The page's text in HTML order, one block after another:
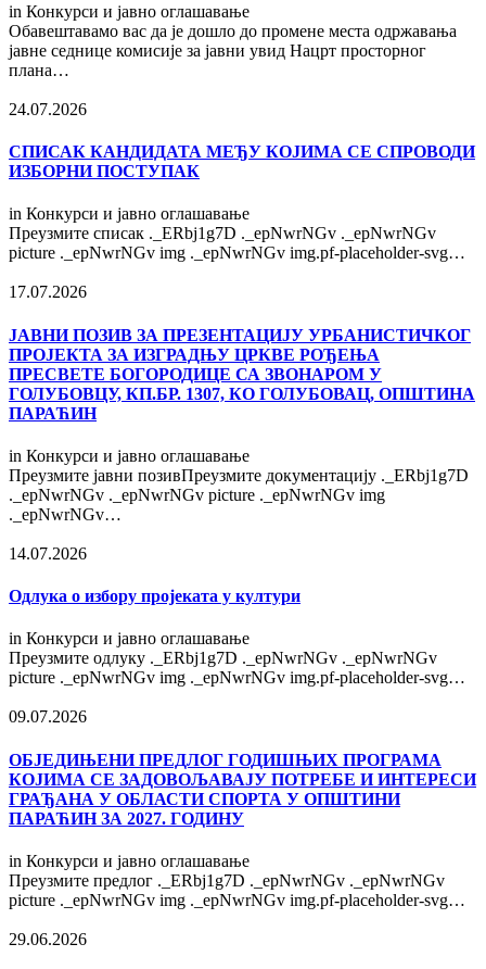
in Конкурси и јавно оглашавање
Обавештавамо вас да је дошло до промене места одржавања
јавне седнице комисије за јавни увид Нацрт просторног
плана…
24.07.2026
СПИСАК КАНДИДАТА МЕЂУ КОЈИМА СЕ СПРОВОДИ
ИЗБОРНИ ПОСТУПАК
in Конкурси и јавно оглашавање
Преузмите списак ._ERbj1g7D ._epNwrNGv ._epNwrNGv
picture ._epNwrNGv img ._epNwrNGv img.pf-placeholder-svg…
17.07.2026
ЈАВНИ ПОЗИВ ЗА ПРЕЗЕНТАЦИЈУ УРБАНИСТИЧКОГ
ПРОЈЕКТА ЗА ИЗГРАДЊУ ЦРКВЕ РОЂЕЊА
ПРЕСВЕТЕ БОГОРОДИЦЕ СА ЗВОНАРОМ У
ГОЛУБОВЦУ, КП.БР. 1307, КО ГОЛУБОВАЦ, ОПШТИНА
ПАРАЋИН
in Конкурси и јавно оглашавање
Преузмите јавни позивПреузмите документацију ._ERbj1g7D
._epNwrNGv ._epNwrNGv picture ._epNwrNGv img
._epNwrNGv…
14.07.2026
Одлука о избору пројеката у култури
in Конкурси и јавно оглашавање
Преузмите одлуку ._ERbj1g7D ._epNwrNGv ._epNwrNGv
picture ._epNwrNGv img ._epNwrNGv img.pf-placeholder-svg…
09.07.2026
OБЈЕДИЊЕНИ ПРЕДЛОГ ГОДИШЊИХ ПРОГРАМА
КОЈИМА СЕ ЗАДОВОЉАВАЈУ ПОТРЕБЕ И ИНТЕРЕСИ
ГРАЂАНА У ОБЛАСТИ СПОРТА У ОПШТИНИ
ПАРАЋИН ЗА 2027. ГОДИНУ
in Конкурси и јавно оглашавање
Преузмите предлог ._ERbj1g7D ._epNwrNGv ._epNwrNGv
picture ._epNwrNGv img ._epNwrNGv img.pf-placeholder-svg…
29.06.2026